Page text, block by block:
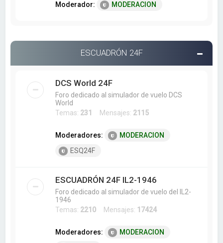
Moderador: MODERACION
ESCUADRÓN 24F
DCS World 24F
Foro dedicado al simulador de vuelo DCS
World
Temas: 231 Mensajes: 2115
Moderadores:
MODERACION
ESQ24F
ESCUADRÓN 24F IL2-1946
Foro dedicado al simulador de vuelo del IL2-
1946
Temas: 2210 Mensajes: 17424
Moderadores:
MODERACION